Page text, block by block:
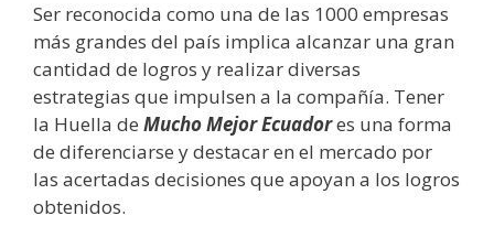
Ser reconocida como una de las 1000 empresas
más grandes del país implica alcanzar una gran
cantidad de logros y realizar diversas
estrategias que impulsen a la compañía. Tener
la Huella de Mucho Mejor Ecuadores una forma
de diferenciarse y destacar en el mercado por
las acertadas decisiones que apoyan a los logros
obtenidos.